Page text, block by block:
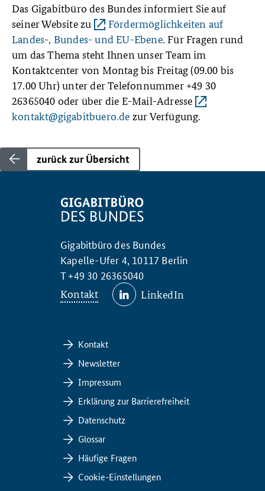
Das Gigabitbüro des Bundes informiert Sie auf
seiner Website zu
Fördermöglichkeiten auf
Landes-, Bundes- und EU-Ebene. Für Fragen rund
um das Thema steht Ihnen unser Team im
Kontaktcenter von Montag bis Freitag (09.00 bis
17.00 Uhr) unter der Telefonnummer +49 30
26365040 oder über die E-Mail-Adresse
kontakt@gigabitbuero.de zur Verfügung.
zurück zur Übersicht
Gigabitbüro des Bundes
Kapelle-Ufer 4, 10117 Berlin
T +49 30 26365040
Kontakt LinkedIn
Kontakt
Newsletter
Impressum
Erklärung zur Barrierefreiheit
Datenschutz
Glossar
Häufige Fragen
Cookie-Einstellungen